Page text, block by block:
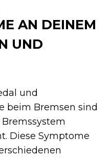
AN DEINEM
UND
und
beim Bremsen sind
Diese Symptome